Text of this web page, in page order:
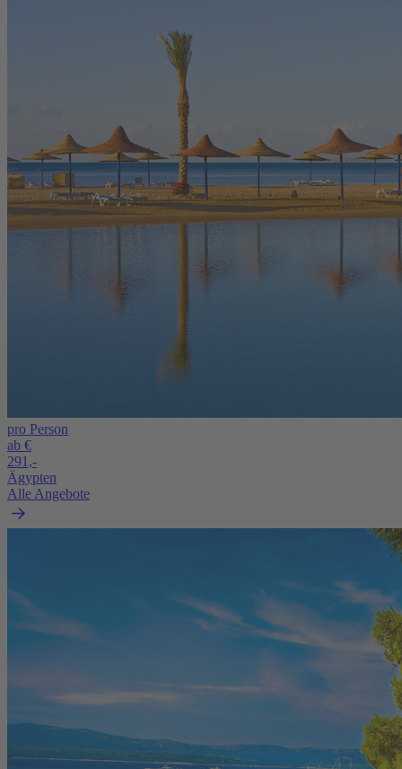
pro Person
ab €
291,-
Ägypten
Alle Angebote